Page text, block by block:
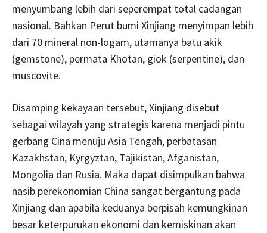
menyumbang lebih dari seperempat total cadangan
nasional. Bahkan Perut bumi Xinjiang menyimpan lebih
dari 70 mineral non-logam, utamanya batu akik
(gemstone), permata Khotan, giok (serpentine), dan
muscovite.
Disamping kekayaan tersebut, Xinjiang disebut
sebagai wilayah yang strategis karena menjadi pintu
gerbang Cina menuju Asia Tengah, perbatasan
Kazakhstan, Kyrgyztan, Tajikistan, Afganistan,
Mongolia dan Rusia. Maka dapat disimpulkan bahwa
nasib perekonomian China sangat bergantung pada
Xinjiang dan apabila keduanya berpisah kemungkinan
besar keterpurukan ekonomi dan kemiskinan akan